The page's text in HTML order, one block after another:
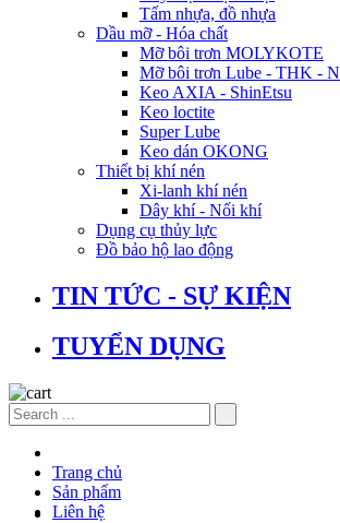
Tấm nhựa, đồ nhựa
Dầu mỡ - Hóa chất
Mỡ bôi trơn MOLYKOTE
Mỡ bôi trơn Lube - THK -
Keo AXIA - ShinEtsu
Keo loctite
Super Lube
Keo dán OKONG
Thiết bị khí nén
Xi-lanh khí nén
Dây khí - Nối khí
Dụng cụ thủy lực
Đồ bảo hộ lao động
TIN TỨC - SỰ KIỆN
TUYỂN DỤNG
Trang chủ
Sản phẩm
Liên hệ